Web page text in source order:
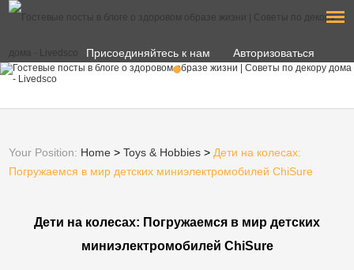
Присоединяйтесь к нам Авторизоваться
Your Position: Home >Toys & Hobbies > Дети на колесах:
Погружаемся в мир детских миниэлектромобилей ChiSure
Дети на колесах: Погружаемся в мир детских
миниэлектромобилей ChiSure